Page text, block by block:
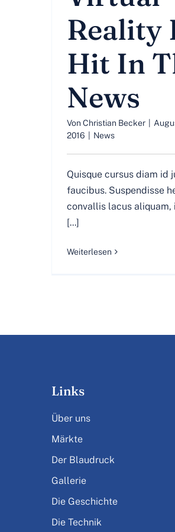
Reality
Hit In
News
Von Christian Becker
2016
News
Quisque cursus diam id
faucibus. Suspendisse
convallis lacus
[...]
Weiterlesen
Links
Über uns
Märkte
Der Blaudruck
Gallerie
Die Geschichte
Die Technik